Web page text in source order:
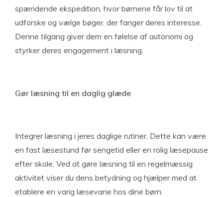
spændende ekspedition, hvor børnene får lov til at
udforske og vælge bøger, der fanger deres interesse.
Denne tilgang giver dem en følelse af autonomi og
styrker deres engagement i læsning.
Gør læsning til en daglig glæde
Integrer læsning i jeres daglige rutiner. Dette kan være
en fast læsestund før sengetid eller en rolig læsepause
efter skole. Ved at gøre læsning til en regelmæssig
aktivitet viser du dens betydning og hjælper med at
etablere en varig læsevane hos dine børn.